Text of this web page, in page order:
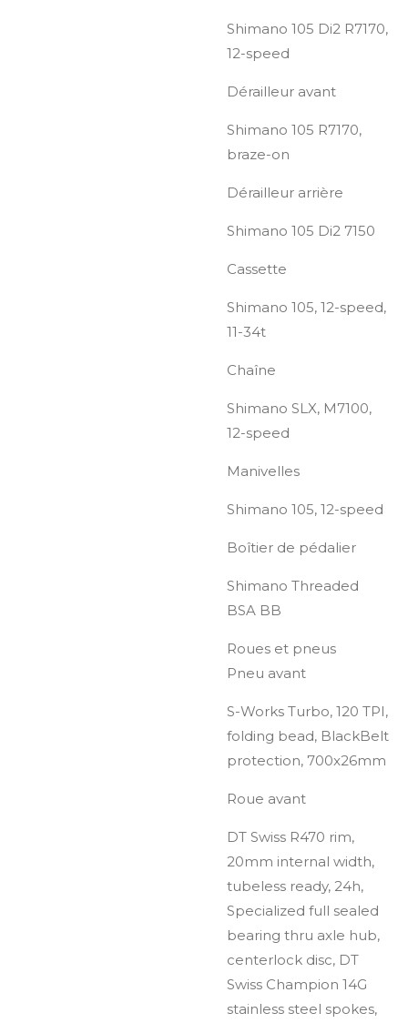
Shimano 105 Di2 R7170,
12-speed
Dérailleur avant
Shimano 105 R7170,
braze-on
Dérailleur arrière
Shimano 105 Di2 7150
Cassette
Shimano 105, 12-speed,
11-34t
Chaîne
Shimano SLX, M7100,
12-speed
Manivelles
Shimano 105, 12-speed
Boîtier de pédalier
Shimano Threaded
BSA BB
Roues et pneus
Pneu avant
S-Works Turbo, 120 TPI,
folding bead, BlackBelt
protection, 700x26mm
Roue avant
DT Swiss R470 rim,
20mm internal width,
tubeless ready, 24h,
Specialized full sealed
bearing thru axle hub,
centerlock disc, DT
Swiss Champion 14G
stainless steel spokes,